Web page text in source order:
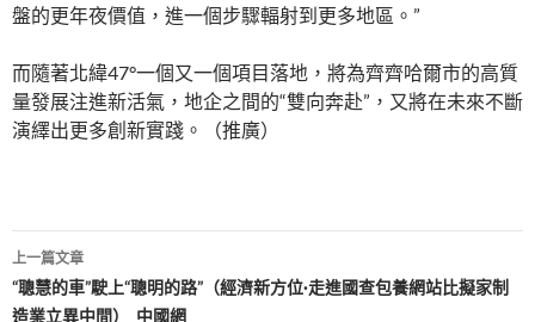
盤的更年夜價值，進一個步驟輻射到更多地區。”
而隨著北緯47°一個又一個項目落地，將為齊齊哈爾市的高質
量發展注進新活氣，地企之間的“雙向奔赴”，又將在未來不斷
演繹出更多創新實踐。（推廣）
文
章
上一篇文章
“聰慧的車”駛上“聰明的路”（經濟新方位·走進國查包養網站比擬家制
造業立異中間）_中國網